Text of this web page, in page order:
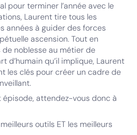
pour terminer l’année avec le
Laurent tire tous les
années à guider des forces
ascension. Tout en
noblesse au métier de
d’humain qu’il implique, Laurent
les clés pour créer un cadre de
épisode, attendez-vous donc à
outils ET les meilleurs